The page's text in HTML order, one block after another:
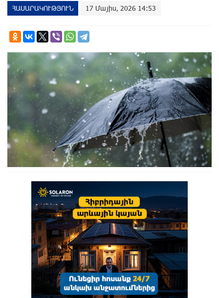
ՀԱՍԱՐԱԿՈՒԹՅՈՒՆ 17 Մայիս, 2026 14:53